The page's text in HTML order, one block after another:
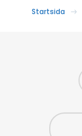
Startsida